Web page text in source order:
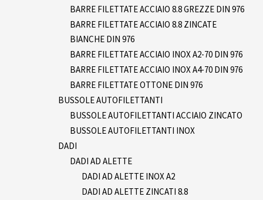
BARRE FILETTATE ACCIAIO 8.8 GREZZE DIN 976
BARRE FILETTATE ACCIAIO 8.8 ZINCATE
BIANCHE DIN 976
BARRE FILETTATE ACCIAIO INOX A2-70 DIN 976
BARRE FILETTATE ACCIAIO INOX A4-70 DIN 976
BARRE FILETTATE OTTONE DIN 976
BUSSOLE AUTOFILETTANTI
BUSSOLE AUTOFILETTANTI ACCIAIO ZINCATO
BUSSOLE AUTOFILETTANTI INOX
DADI
DADI AD ALETTE
DADI AD ALETTE INOX A2
DADI AD ALETTE ZINCATI 8.8